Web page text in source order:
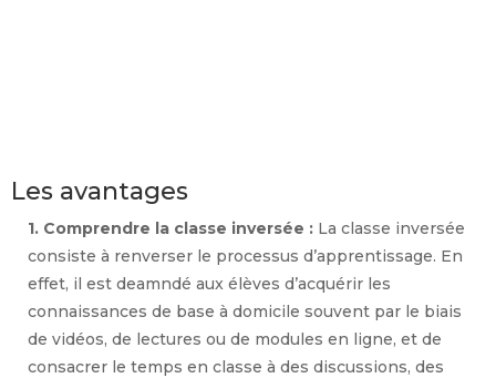
Les avantages
1. Comprendre la classe inversée : La classe inversée
consiste à renverser le processus d’apprentissage. En
effet, il est deamndé aux élèves d’acquérir les
connaissances de base à domicile souvent par le biais
de vidéos, de lectures ou de modules en ligne, et de
consacrer le temps en classe à des discussions, des